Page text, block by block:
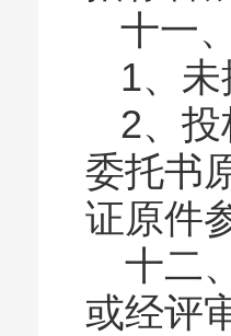
十一
1、
2、
委托书
证原件
十二
或经评